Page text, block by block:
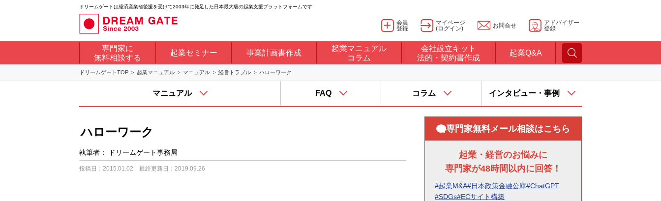
ドリームゲートは経済産業省後援を受けて2003年に発足した日本最大級の起業支援プラットフォームです
会員
登録
マイページ
(ログイン)
お問合せ
アドバイザー
登録
専門家に
無料相談する
起業セミナー 事業計画書作成
起業マニュアル
コラム
会社設立キット
法的・契約書作成
起業Q&A
ドリームゲートTOP 起業マニュアル マニュアル 経営トラブル ハローワーク
マニュアル FAQ コラム インタビュー・事例
ハローワーク
執筆者： ドリームゲート事務局
投稿日：2015.01.02 最終更新日：2019.09.26
専門家無料メール相談はこちら
起業・経営のお悩みに
専門家が48時間以内に回答！
#起業M&A#日本政策金融公庫#ChatGPT
#SDGs#ECサイト構築